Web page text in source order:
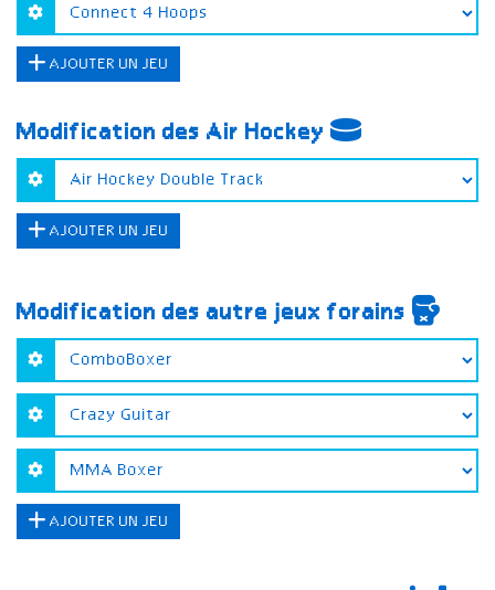
AJOUTER UN JEU
Modification des Air Hockey
AJOUTER UN JEU
Modification des autre jeux forains
AJOUTER UN JEU